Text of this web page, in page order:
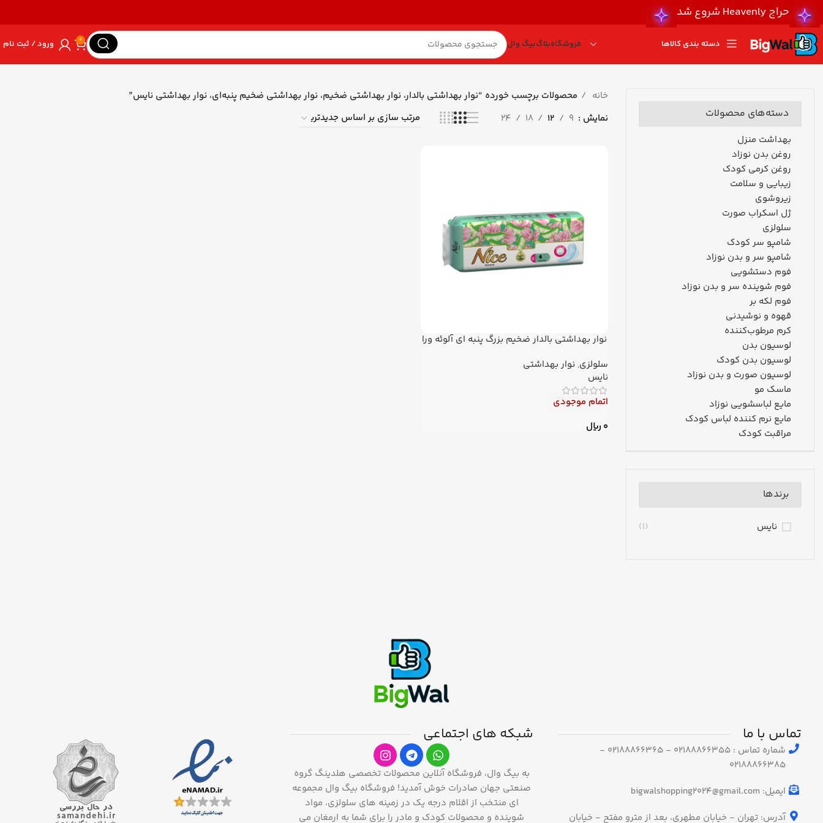
حراج Heavenly شروع شد
دسته بندی کالاها فروشگاهبلاگبیگ وال 0 ورود / ثبت نام
دسته‌های محصولات
بهداشت منزل
روغن بدن نوزاد
روغن کرمی کودک
زیبایی و سلامت
زیروشوی
ژل اسکراب صورت
سلولزی
شامپو سر کودک
شامپو سر و بدن نوزاد
فوم دستشویی
فوم شوینده سر و بدن نوزاد
فوم لکه بر
قهوه و نوشیدنی
کرم مرطوب‌کننده
لوسیون بدن
لوسیون بدن کودک
لوسیون صورت و بدن نوزاد
ماسک مو
مایع لباسشویی نوزاد
مایع نرم کننده لباس کودک
مراقبت کودک
برندها
نایس (1)
خانه
محصولات برچسب خورده “نوار بهداشتی بالدار، نوار بهداشتی ضخیم، نوار بهداشتی ضخیم پنبه‌ای، نوار بهداشتی نایس”
نمایش
9
12
18
24
نوار بهداشتی بالدار ضخیم بزرگ پنبه ای آلوئه ورا
سلولزی, نوار بهداشتی
نایس
اتمام موجودی
0 ریال
تماس با ما
شماره تماس : 02188866355 - 02188866365 -
02188866385
ایمیل: bigwalshopping2024@gmail.com
آدرس: تهران - خیابان مطهری، بعد از مترو مفتح - خیابان
شبکه های اجتماعی
به بیگ وال، فروشگاه آنلاین محصولات تخصصی هلدینگ گروه
صنعتی جهان صادرات خوش آمدید! فروشگاه بیگ وال مجموعه
ای منتخب از اقلام درجه یک در زمینه های سلولزی، مواد
شوینده و محصولات کودک و مادر را برای شما به ارمغان می